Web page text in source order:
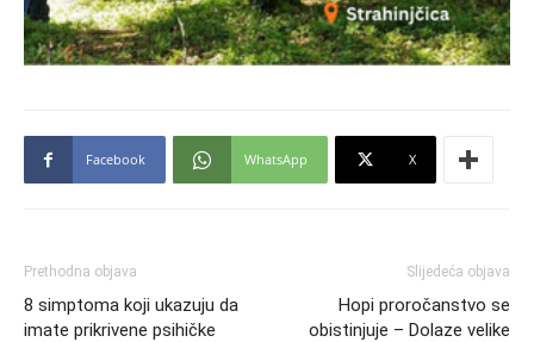
Facebook WhatsApp X
Prethodna objava
8 simptoma koji ukazuju da
imate prikrivene psihičke
Slijedeća objava
Hopi proročanstvo se
obistinjuje – Dolaze velike